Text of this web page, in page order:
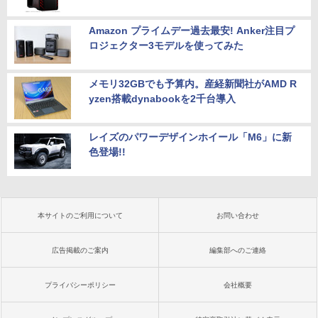
Amazon プライムデー過去最安! Anker注目プ
ロジェクター3モデルを使ってみた
メモリ32GBでも予算内。産経新聞社がAMD R
yzen搭載dynabookを2千台導入
レイズのパワーデザインホイール「M6」に新
色登場!!
本サイトのご利用について お問い合わせ
広告掲載のご案内 編集部へのご連絡
プライバシーポリシー 会社概要